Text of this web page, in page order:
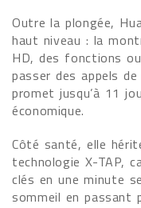
Outre la plongée,
haut niveau : la
HD, des fonctions
passer des appels
promet jusqu’à 11
économique.
Côté santé, elle
technologie X-TAP,
clés en une minute
sommeil en passant